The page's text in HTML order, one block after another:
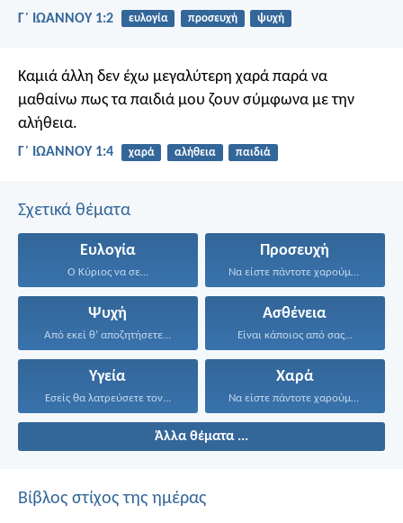
Γ΄ ΙΩΑΝΝΟΥ 1:2 ευλογία προσευχή ψυχή
Καμιά άλλη δεν έχω μεγαλύτερη χαρά παρά να
μαθαίνω πως τα παιδιά μου ζουν σύμφωνα με την
αλήθεια.
Γ΄ ΙΩΑΝΝΟΥ 1:4 χαρά αλήθεια παιδιά
Σχετικά θέματα
Ευλογία
Ο Κύριος να σε...
Προσευχή
Να είστε πάντοτε χαρούμενοι...
Ψυχή
Από εκεί θ’ αποζητήσετε...
Ασθένεια
Είναι κάποιος από σας...
Υγεία
Εσείς θα λατρεύσετε τον...
Χαρά
Να είστε πάντοτε χαρούμενοι...
Άλλα θέματα ...
Βίβλος στίχος της ημέρας